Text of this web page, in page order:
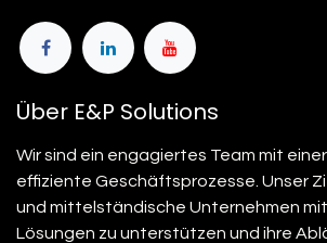
Über E&P Solutions
Wir sind ein engagiertes Team mit
effiziente Geschäftsprozesse. Unser
und mittelständische Unternehmen mit
Lösungen zu unterstützen und ihre